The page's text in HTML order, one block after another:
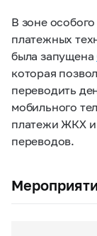
В зоне
платежных
была запущена
которая
переводить
мобильного
платежи ЖКХ и
переводов.